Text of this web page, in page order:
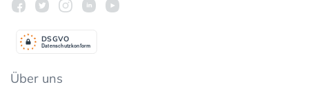
Datenschutzkonform
DSGVO
Über uns